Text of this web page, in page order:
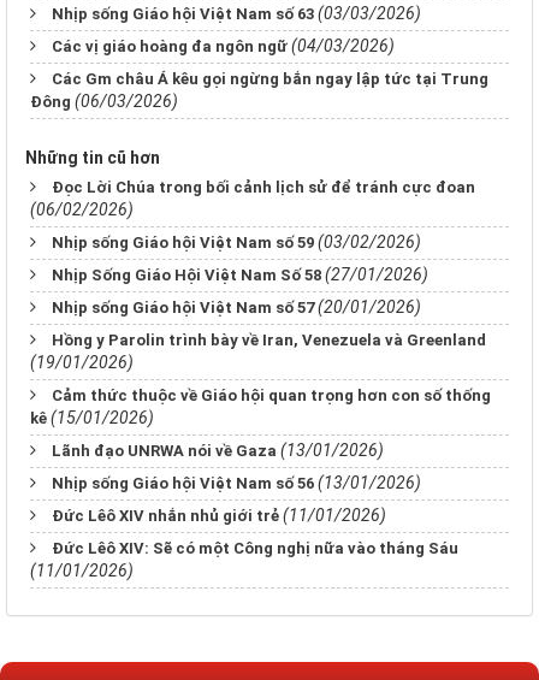
Nhịp sống Giáo hội Việt Nam số 63 (03/03/2026)
Các vị giáo hoàng đa ngôn ngữ (04/03/2026)
Các Gm châu Á kêu gọi ngừng bắn ngay lập tức tại Trung
Đông (06/03/2026)
Những tin cũ hơn
Đọc Lời Chúa trong bối cảnh lịch sử để tránh cực đoan
(06/02/2026)
Nhịp sống Giáo hội Việt Nam số 59 (03/02/2026)
Nhịp Sống Giáo Hội Việt Nam Số 58 (27/01/2026)
Nhịp sống Giáo hội Việt Nam số 57 (20/01/2026)
Hồng y Parolin trình bày về Iran, Venezuela và Greenland
(19/01/2026)
Cảm thức thuộc về Giáo hội quan trọng hơn con số thống
kê (15/01/2026)
Lãnh đạo UNRWA nói về Gaza (13/01/2026)
Nhịp sống Giáo hội Việt Nam số 56 (13/01/2026)
Đức Lêô XIV nhắn nhủ giới trẻ (11/01/2026)
Đức Lêô XIV: Sẽ có một Công nghị nữa vào tháng Sáu
(11/01/2026)